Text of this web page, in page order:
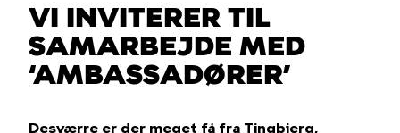
VI INVITERER TIL
SAMARBEJDE MED
‘AMBASSADØRER’
Desværre er der meget få fra Tingbjerg,